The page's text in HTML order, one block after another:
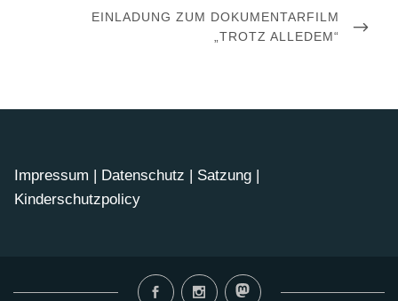
NEXT
EINLADUNG ZUM DOKUMENTARFILM
„TROTZ ALLEDEM“
Impressum | Datenschutz | Satzung |
Kinderschutzpolicy